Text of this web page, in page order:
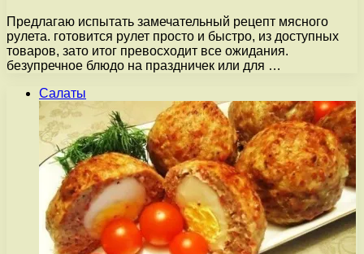
Предлагаю испытать замечательный рецепт мясного
рулета. готовится рулет просто и быстро, из доступных
товаров, зато итог превосходит все ожидания.
безупречное блюдо на праздничек или для …
Салаты